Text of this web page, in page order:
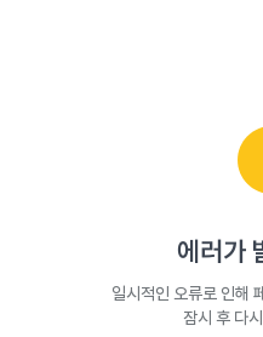
에러가
일시적인 오류로 인해
잠시 후 다